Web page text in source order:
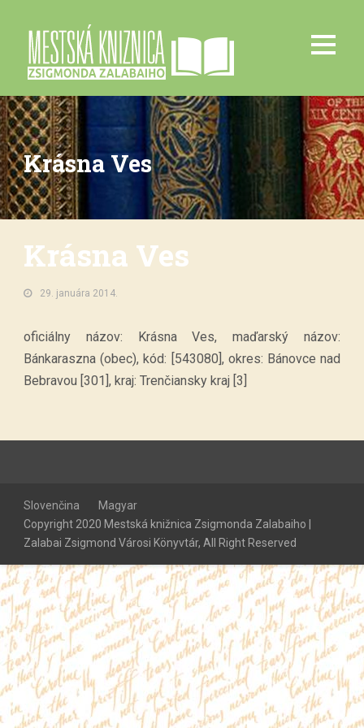
Krásna Ves
Krásna Ves
29. januára 2014.
oficiálny názov: Krásna Ves, maďarský názov:
Bánkaraszna (obec), kód: [543080], okres: Bánovce nad
Bebravou [301], kraj: Trenčiansky kraj [3]
Slovenčina
Magyar
Copyright 2020 Mestská knižnica Zsigmonda Zalabaiho |
Zalabai Zsigmond Városi Könyvtár, All Right Reserved